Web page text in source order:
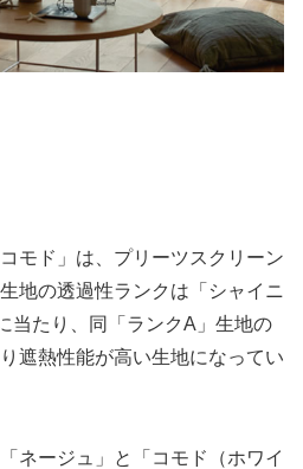
モド」は、プリーツスクリーン
地の透過性ランクは「シャイニ
当たり、同「ランクA」生地の
遮熱性能が高い生地になってい
ネージュ」と「コモド（ホワイ